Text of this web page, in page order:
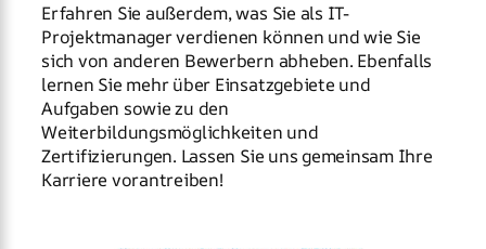
Erfahren Sie außerdem, was Sie als IT-
Projektmanager verdienen können und wie Sie
sich von anderen Bewerbern abheben. Ebenfalls
lernen Sie mehr über Einsatzgebiete und
Aufgaben sowie zu den
Weiterbildungsmöglichkeiten und
Zertifizierungen. Lassen Sie uns gemeinsam Ihre
Karriere vorantreiben!